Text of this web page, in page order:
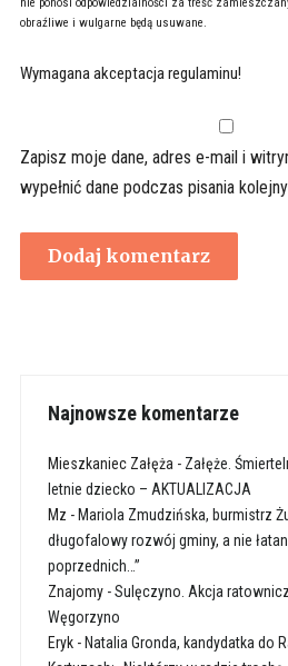
obraźliwe i wulgarne będą usuwane.
Wymagana akceptacja regulaminu!
Zapisz moje dane, adres e-mail i
wypełnić dane podczas pisania
Najnowsze komentarze
Mieszkaniec Załęża - Załęże.
letnie dziecko – AKTUALIZACJA
Mz - Mariola Zmudzińska, burmistrz
długofalowy rozwój gminy, a nie
poprzednich…”
Znajomy-Sulęczyno. Akcja
Węgorzyno
Eryk- Natalia Gronda, kandydatka do